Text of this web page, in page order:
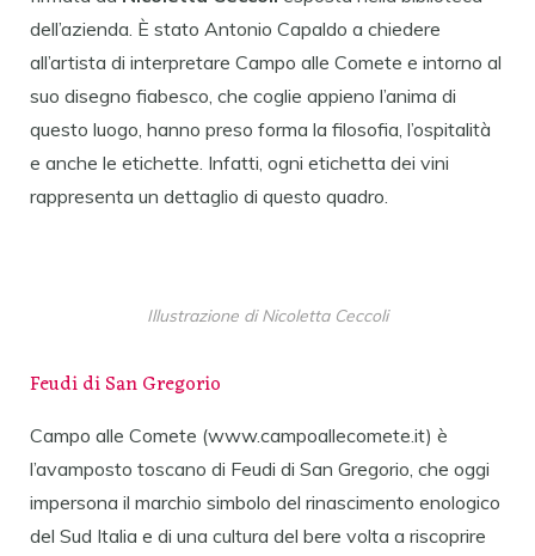
dell’azienda. È stato Antonio Capaldo a chiedere
all’artista di interpretare Campo alle Comete e intorno al
suo disegno fiabesco, che coglie appieno l’anima di
questo luogo, hanno preso forma la filosofia, l’ospitalità
e anche le etichette. Infatti, ogni etichetta dei vini
rappresenta un dettaglio di questo quadro.
Illustrazione di Nicoletta Ceccoli
Feudi di San Gregorio
Campo alle Comete (www.campoallecomete.it) è
l’avamposto toscano di Feudi di San Gregorio, che oggi
impersona il marchio simbolo del rinascimento enologico
del Sud Italia e di una cultura del bere volta a riscoprire